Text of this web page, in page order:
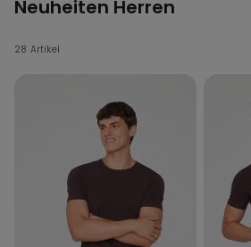
Neuheiten Herren
28 Artikel